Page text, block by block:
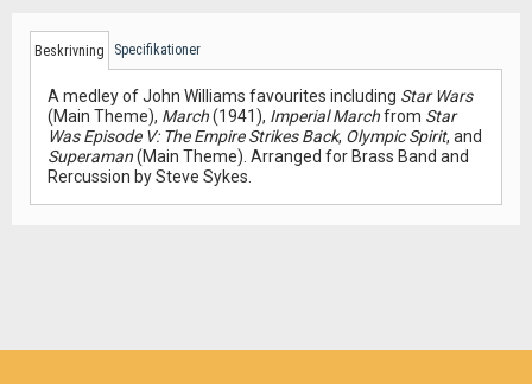
Beskrivning Specifikationer
A medley of John Williams favourites including Star Wars
(Main Theme), March(1941), Imperial Marchfrom Star
Was Episode V: The Empire Strikes Back, Olympic Spirit, and
Superaman(Main Theme). Arranged for Brass Band and
Rercussion by Steve Sykes.